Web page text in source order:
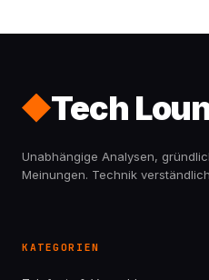
Tech
Unabhängige Analysen,
Meinungen. Technik
KATEGORIEN